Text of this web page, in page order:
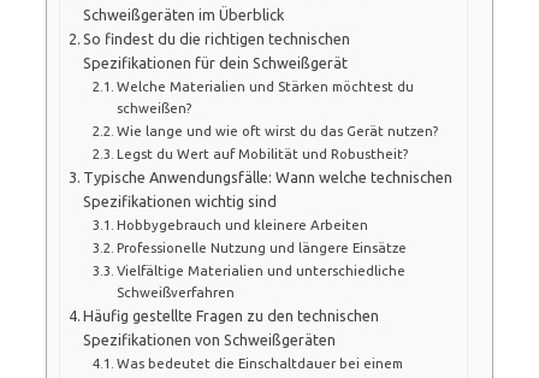
Schweißgeräten im Überblick
So findest du die richtigen technischen
Spezifikationen für dein Schweißgerät
Welche Materialien und Stärken möchtest du
schweißen?
Wie lange und wie oft wirst du das Gerät nutzen?
Legst du Wert auf Mobilität und Robustheit?
Typische Anwendungsfälle: Wann welche technischen
Spezifikationen wichtig sind
Hobbygebrauch und kleinere Arbeiten
Professionelle Nutzung und längere Einsätze
Vielfältige Materialien und unterschiedliche
Schweißverfahren
Häufig gestellte Fragen zu den technischen
Spezifikationen von Schweißgeräten
Was bedeutet die Einschaltdauer bei einem